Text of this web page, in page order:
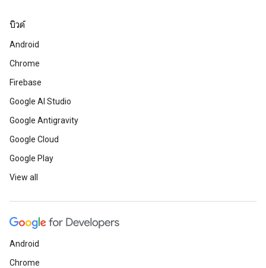
บิวด์
Android
Chrome
Firebase
Google AI Studio
Google Antigravity
Google Cloud
Google Play
View all
Android
Chrome